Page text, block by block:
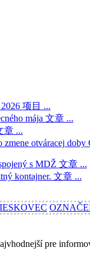
项目 ...
mája 文章 ...
章 ...
zmene otváracej doby
s MDŽ 文章 ...
kontajner. 文章 ...
pre